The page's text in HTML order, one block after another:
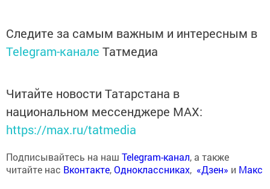
Следите за самым важным и интересным в
Telegram-канале Татмедиа
Читайте новости Татарстана в
национальном мессенджере MАХ:
https://max.ru/tatmedia
Подписывайтесь на наш Telegram-канал, а также
читайте нас Вконтакте,Одноклассниках, «Дзен» и Макс